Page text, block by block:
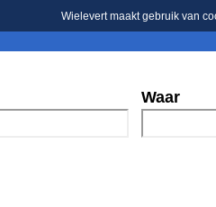
Wielevert maakt gebruik van
Waar